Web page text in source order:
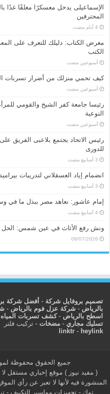
الإسماعیلی یدخل معسكرًا مغلقًا غدًا
المحترفين
معرض الكتاب: دليلك للتعرف على
الكتب
‏أسبوعين مضت
كيف تحمي منزلك من أضرار تسربات
‏أسبوعين مضت
رئيسا جامعة كفر الشيخ والقومي
النوعية
‏أسبوعين مضت
رئيس الاتحاد يجتمع بلاعبى الفريق
للدورى
انضمام إياد العسقلاني لتدريبات
إمام عاشور: نعاهد مصر ببذل ما في
ونش رفع الأثاث في عين شمس: الحل
08/07/2026
تصميم بروفايل شركة - أفضل شركة
بالرياض -شركة عزل فوم بالرياض -
اسطح بالرياض -كشف تسربات المياه
تسليك مجاري -مضخات -تركيب فلتر
linktr- heylink
جميع الحقوق محفوظة لموقع
( مفيد نيوز ) موقع إخباري مستقل
المنشورة فيه لأنها لا تعبر عن رأي
توك - تجهيزات مواسير التكييف -